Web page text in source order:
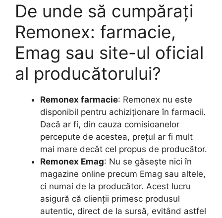
De unde să cumpărați
Remonex: farmacie,
Emag sau site-ul oficial
al producătorului?
Remonex farmacie: Remonex nu este
disponibil pentru achiziționare în farmacii.
Dacă ar fi, din cauza comisioanelor
percepute de acestea, prețul ar fi mult
mai mare decât cel propus de producător.
Remonex Emag: Nu se găsește nici în
magazine online precum Emag sau altele,
ci numai de la producător. Acest lucru
asigură că clienții primesc produsul
autentic, direct de la sursă, evitând astfel